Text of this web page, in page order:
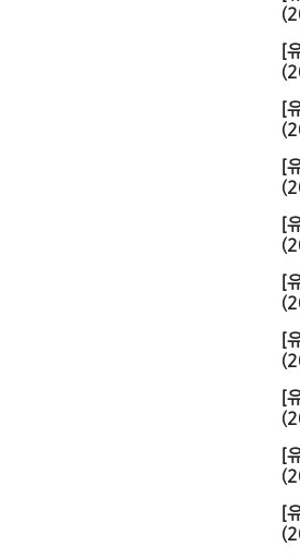
[
[
[
[
[
[
[
[
[